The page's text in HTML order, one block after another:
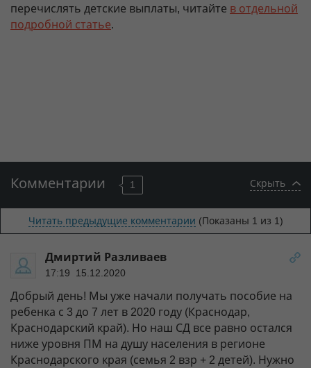
перечислять детские выплаты, читайте в отдельной
подробной статье.
Комментарии 1 Скрыть
Читать предыдущие комментарии (Показаны 1 из 1)
Дмиртий Разливаев
17:19 15.12.2020
Добрый день! Мы уже начали получать пособие на
ребенка с 3 до 7 лет в 2020 году (Краснодар,
Краснодарский край). Но наш СД все равно остался
ниже уровня ПМ на душу населения в регионе
Краснодарского края (семья 2 взр + 2 детей). Нужно